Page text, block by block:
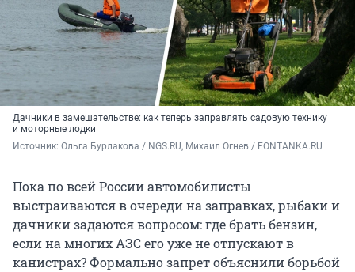
Дачники в замешательстве: как теперь заправлять садовую технику
и моторные лодки
Источник: Ольга Бурлакова / NGS.RU, Михаил Огнев / FONTANKA.RU
Пока по всей России автомобилисты
выстраиваются в очереди на заправках, рыбаки и
дачники задаются вопросом: где брать бензин,
если на многих АЗС его уже не отпускают в
канистрах? Формально запрет объяснили борьбой